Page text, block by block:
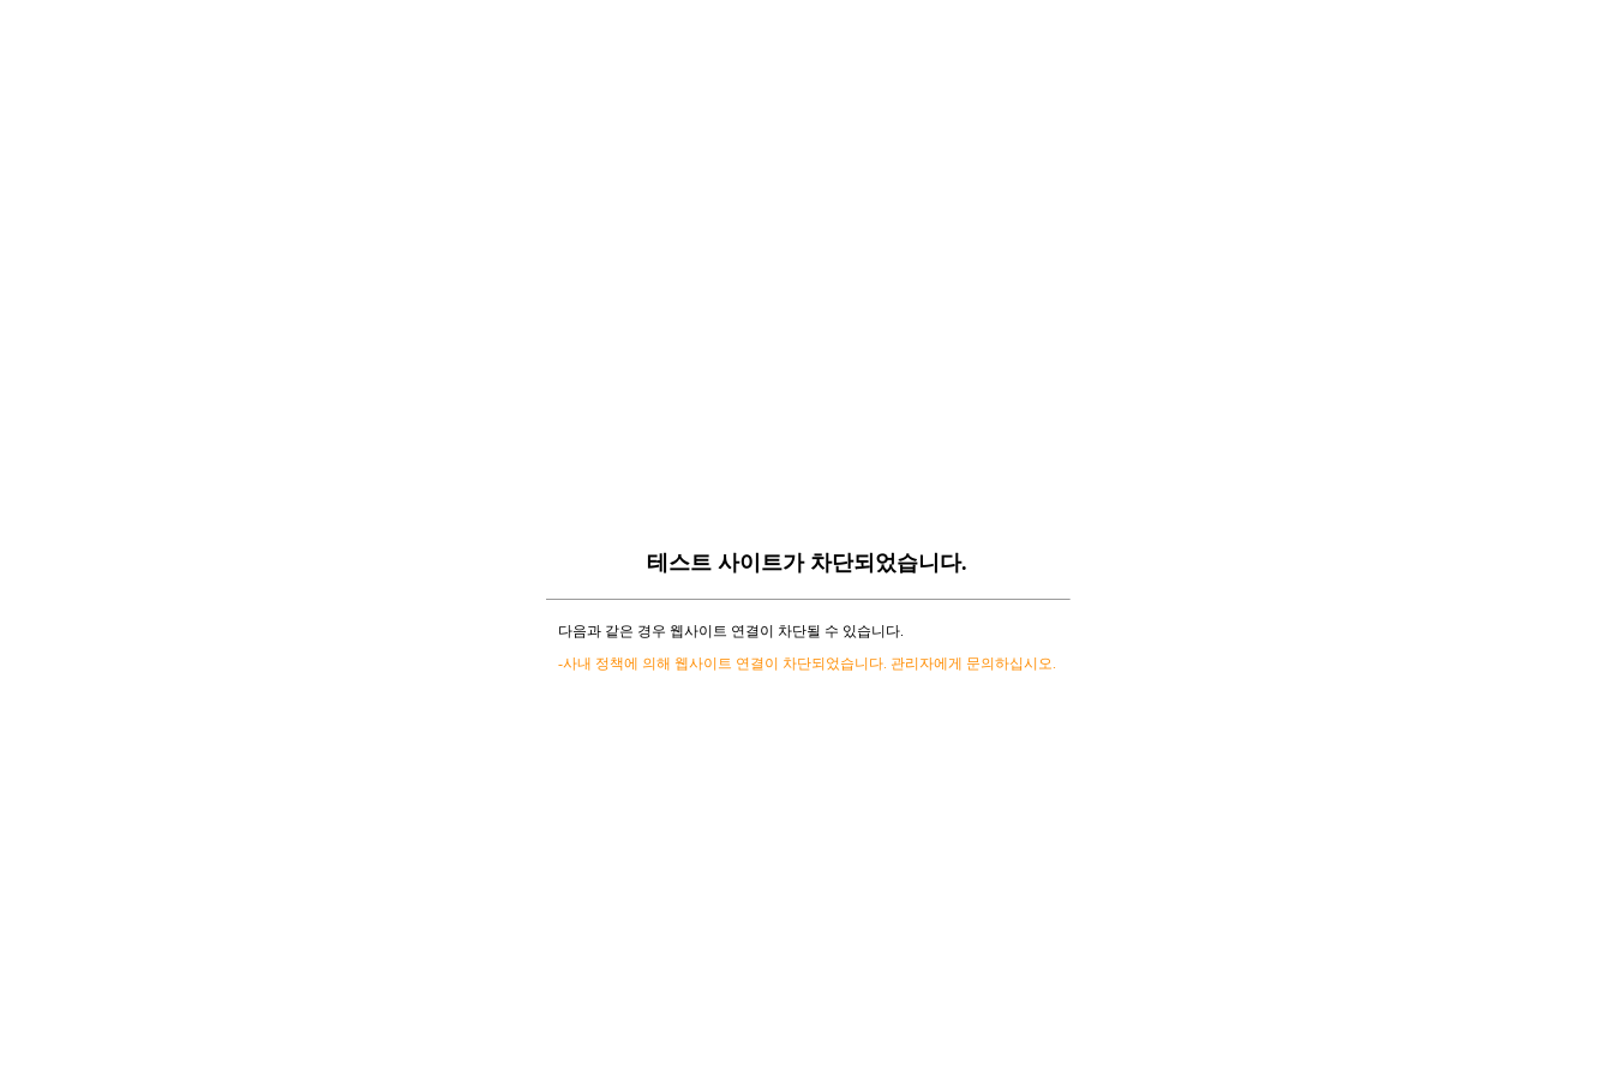
테스트 사이트가 차단되었습니다.
다음과 같은 경우 웹사이트 연결이 차단될 수 있습니다.
-사내 정책에 의해 웹사이트 연결이 차단되었습니다. 관리자에게 문의하십시오.